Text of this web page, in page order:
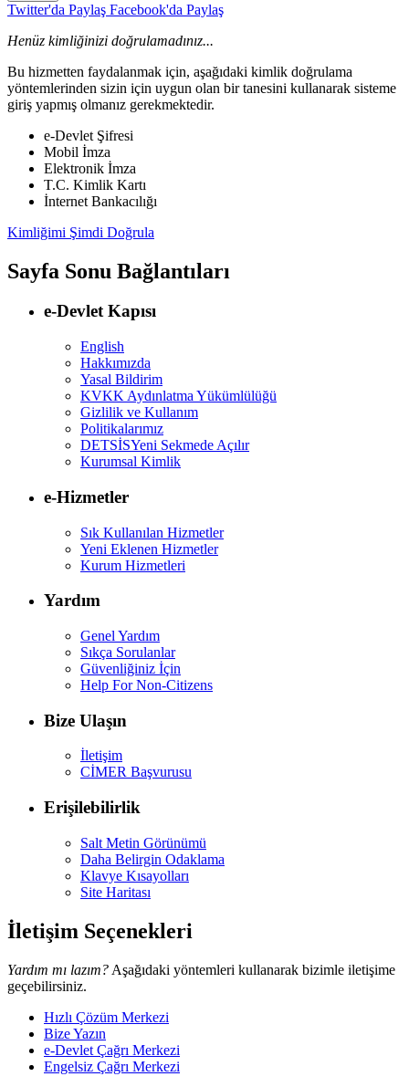
Twitter'da Paylaş Facebook'da Paylaş
Henüz kimliğinizi doğrulamadınız...
Bu hizmetten faydalanmak için, aşağıdaki kimlik doğrulama
yöntemlerinden sizin için uygun olan bir tanesini kullanarak sisteme
giriş yapmış olmanız gerekmektedir.
e-Devlet Şifresi
Mobil İmza
Elektronik İmza
T.C. Kimlik Kartı
İnternet Bankacılığı
Kimliğimi Şimdi Doğrula
Sayfa Sonu Bağlantıları
e-Devlet Kapısı
English
Hakkımızda
Yasal Bildirim
KVKK Aydınlatma Yükümlülüğü
Gizlilik ve Kullanım
Politikalarımız
DETSİSYeni Sekmede Açılır
Kurumsal Kimlik
e-Hizmetler
Sık Kullanılan Hizmetler
Yeni Eklenen Hizmetler
Kurum Hizmetleri
Yardım
Genel Yardım
Sıkça Sorulanlar
Güvenliğiniz İçin
Help For Non-Citizens
Bize Ulaşın
İletişim
CİMER Başvurusu
Erişilebilirlik
Salt Metin Görünümü
Daha Belirgin Odaklama
Klavye Kısayolları
Site Haritası
İletişim Seçenekleri
Yardım mı lazım? Aşağıdaki yöntemleri kullanarak bizimle iletişime
geçebilirsiniz.
Hızlı Çözüm Merkezi
Bize Yazın
e-Devlet Çağrı Merkezi
Engelsiz Çağrı Merkezi